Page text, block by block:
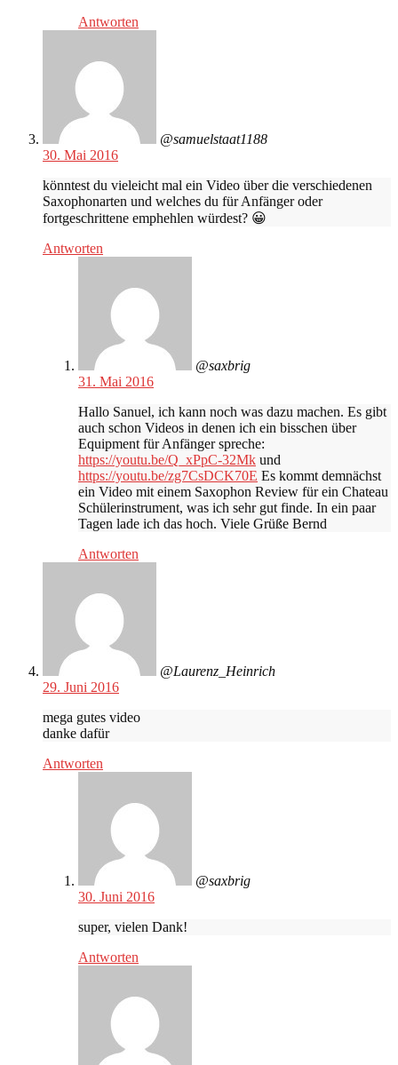
Antworten
@samuelstaat1188
30. Mai 2016
könntest du vieleicht mal ein Video über die verschiedenen
Saxophonarten und welches du für Anfänger oder
fortgeschrittene emphehlen würdest? 😀
Antworten
@saxbrig
31. Mai 2016
Hallo Sanuel, ich kann noch was dazu machen. Es gibt
auch schon Videos in denen ich ein bisschen über
Equipment für Anfänger spreche:
https://youtu.be/Q_xPpC-32Mk und
https://youtu.be/zg7CsDCK70E Es kommt demnächst
ein Video mit einem Saxophon Review für ein Chateau
Schülerinstrument, was ich sehr gut finde. In ein paar
Tagen lade ich das hoch. Viele Grüße Bernd
Antworten
@Laurenz_Heinrich
29. Juni 2016
mega gutes video
danke dafür
Antworten
@saxbrig
30. Juni 2016
super, vielen Dank!
Antworten